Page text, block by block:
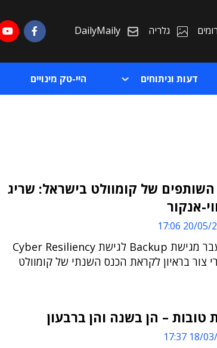
גלריה DailyMaily
דעות וניתוחים היי-טק מינויים
של קומוולט בישראל: שריג
אנקור
20/05/
"האתגר הוא מעבר מגישת Backup לגישת Cyber Resiliency
צור בראיון לקראת הכנס השנתי של קומוולט
טובות – הן בשנה והן ברבעון
18/03/